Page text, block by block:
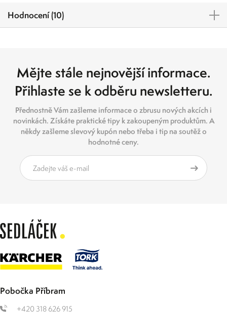
Hodnocení (10)
Mějte stále nejnovější informace.
Přihlaste se k odběru newsletteru.
Přednostně Vám zašleme informace o zbrusu nových akcích i
novinkách. Získáte praktické tipy k zakoupeným produktům. A
někdy zašleme slevový kupón nebo třeba i tip na soutěž o
hodnotné ceny.
Pobočka Příbram
+420 318 626 915